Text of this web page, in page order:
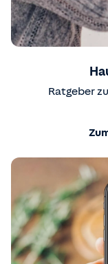
Ratgeber